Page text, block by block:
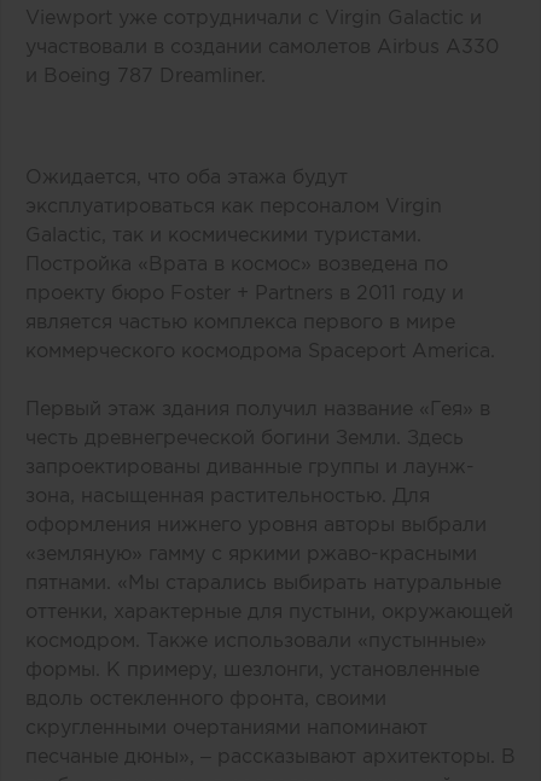
Viewport уже сотрудничали с Virgin Galactic и
участвовали в создании самолетов Airbus A330
и Boeing 787 Dreamliner.
Ожидается, что оба этажа будут
эксплуатироваться как персоналом Virgin
Galactic, так и космическими туристами.
Постройка «Врата в космос» возведена по
проекту бюро Foster + Partners в 2011 году и
является частью комплекса первого в мире
коммерческого космодрома Spaceport America.
Первый этаж здания получил название «Гея» в
честь древнегреческой богини Земли. Здесь
запроектированы диванные группы и лаунж-
зона, насыщенная растительностью. Для
оформления нижнего уровня авторы выбрали
«земляную» гамму с яркими ржаво-красными
пятнами. «Мы старались выбирать натуральные
оттенки, характерные для пустыни, окружающей
космодром. Также использовали «пустынные»
формы. К примеру, шезлонги, установленные
вдоль остекленного фронта, своими
скругленными очертаниями напоминают
песчаные дюны», – рассказывают архитекторы. В